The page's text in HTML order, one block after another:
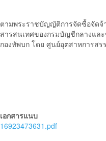
ตามพระราชบัญญัติการจัดซื้อจัดจ้
สารสนเทศของกรมบัญชีกลางแล
กองทัพบก โดย ศูนย์อุตสาหการส
เอกสารแนบ
16923473631.pdf